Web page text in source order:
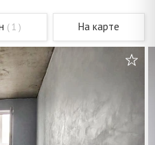
( 1 ) На карте